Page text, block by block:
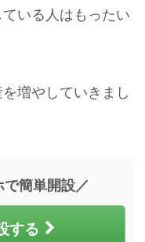
いる人はもったい
増やしていきまし
簡単開設／
する